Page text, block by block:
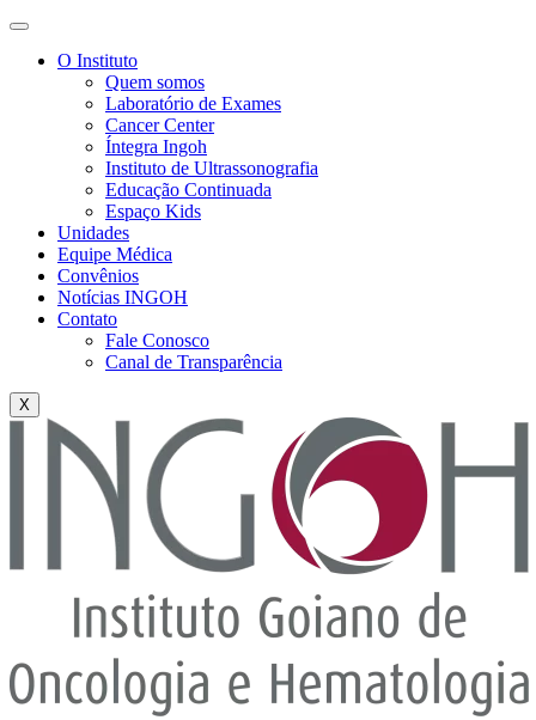
O Instituto
Quem somos
Laboratório de Exames
Cancer Center
Íntegra Ingoh
Instituto de Ultrassonografia
Educação Continuada
Espaço Kids
Unidades
Equipe Médica
Convênios
Notícias INGOH
Contato
Fale Conosco
Canal de Transparência
X